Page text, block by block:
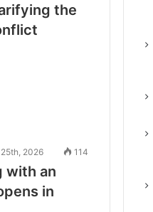
the
2026 114
with an
in